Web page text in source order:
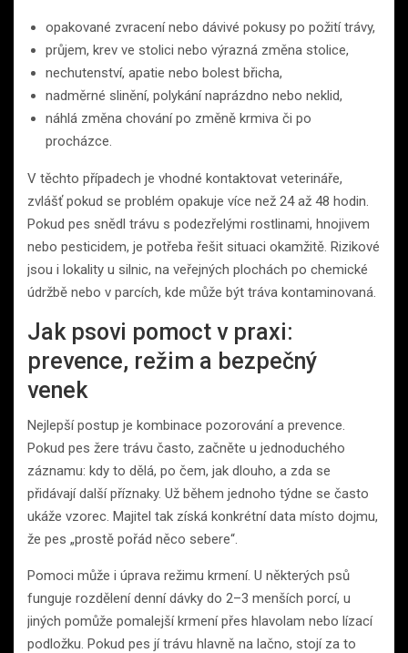
opakované zvracení nebo dávivé pokusy po požití trávy,
průjem, krev ve stolici nebo výrazná změna stolice,
nechutenství, apatie nebo bolest břicha,
nadměrné slinění, polykání naprázdno nebo neklid,
náhlá změna chování po změně krmiva či po
procházce.
V těchto případech je vhodné kontaktovat veterináře,
zvlášť pokud se problém opakuje více než 24 až 48 hodin.
Pokud pes snědl trávu s podezřelými rostlinami, hnojivem
nebo pesticidem, je potřeba řešit situaci okamžitě. Rizikové
jsou i lokality u silnic, na veřejných plochách po chemické
údržbě nebo v parcích, kde může být tráva kontaminovaná.
Jak psovi pomoct v praxi:
prevence, režim a bezpečný
venek
Nejlepší postup je kombinace pozorování a prevence.
Pokud pes žere trávu často, začněte u jednoduchého
záznamu: kdy to dělá, po čem, jak dlouho, a zda se
přidávají další příznaky. Už během jednoho týdne se často
ukáže vzorec. Majitel tak získá konkrétní data místo dojmu,
že pes „prostě pořád něco sebere“.
Pomoci může i úprava režimu krmení. U některých psů
funguje rozdělení denní dávky do 2–3 menších porcí, u
jiných pomůže pomalejší krmení přes hlavolam nebo lízací
podložku. Pokud pes jí trávu hlavně na lačno, stojí za to